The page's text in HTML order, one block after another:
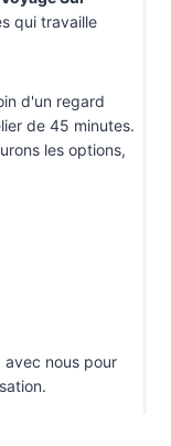
qui travaille
d'un regard
de 45 minutes.
les options,
nous pour